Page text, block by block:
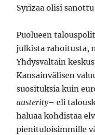
Syrizaa olisi
Puolueen
julkista rahoitusta,
Yhdysvaltain
Kansainvälisen
suosituksia kuin
austerity– eli
haluaa kohdistaa
pienituloisimmille